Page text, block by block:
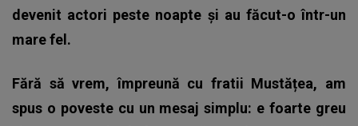
devenit actori peste noapte și au făcut-o într-un
mare fel.
Fără să vrem, împreună cu fratii Mustățea, am
spus o poveste cu un mesaj simplu: e foarte greu